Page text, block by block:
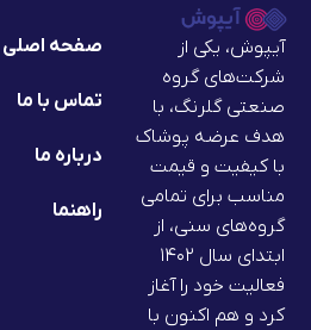
آیپوش، یکی از
شرکت‌های گروه
صنعتی گلرنگ، با
هدف عرضه پوشاک
با کیفیت و قیمت
مناسب برای تمامی
گروه‌های سنی، از
ابتدای سال ۱۴۰۲
فعالیت خود را آغاز
کرد و هم اکنون با
صفحه اصلی
تماس با ما
درباره ما
راهنما